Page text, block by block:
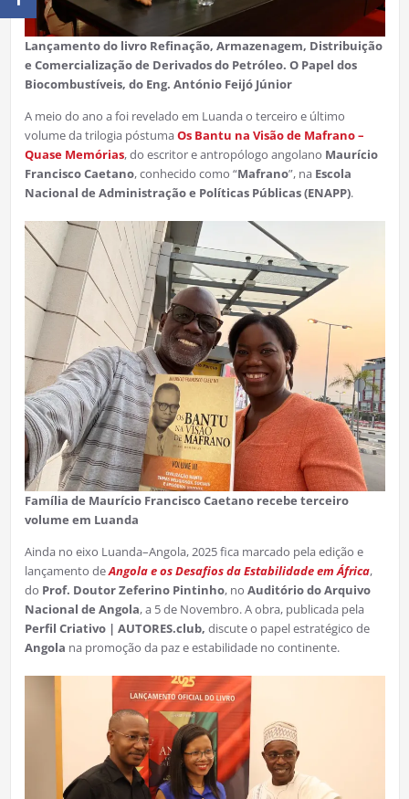
Lançamento do livro Refinação, Armazenagem, Distribuição
e Comercialização de Derivados do Petróleo. O Papel dos
Biocombustíveis, do Eng. António Feijó Júnior
A meio do ano a foi revelado em Luanda o terceiro e último
volume da trilogia póstumaOs Bantu na Visão de Mafrano –
Quase Memórias, do escritor e antropólogo angolano Maurício
Francisco Caetano, conhecido como “Mafrano”, na Escola
Nacional de Administração e Políticas Públicas (ENAPP).
Família de Maurício Francisco Caetano recebe terceiro
volume em Luanda
Ainda no eixo Luanda–Angola, 2025 fica marcado pela edição e
lançamento deAngola e os Desafios da Estabilidade em África,
do Prof. Doutor Zeferino Pintinho, no Auditório do Arquivo
Nacional de Angola, a 5 de Novembro. A obra, publicada pela
Perfil Criativo | AUTORES.club, discute o papel estratégico de
Angola na promoção da paz e estabilidade no continente.